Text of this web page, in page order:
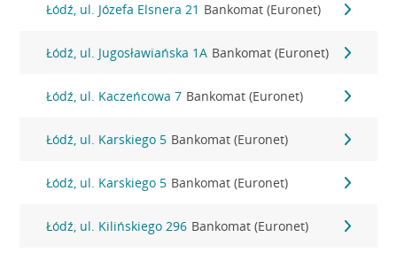
Łódź, ul. Józefa Elsnera 21 Bankomat (Euronet)
Łódź, ul. Jugosławiańska 1A Bankomat (Euronet)
Łódź, ul. Kaczeńcowa 7 Bankomat (Euronet)
Łódź, ul. Karskiego 5 Bankomat (Euronet)
Łódź, ul. Karskiego 5 Bankomat (Euronet)
Łódź, ul. Kilińskiego 296 Bankomat (Euronet)